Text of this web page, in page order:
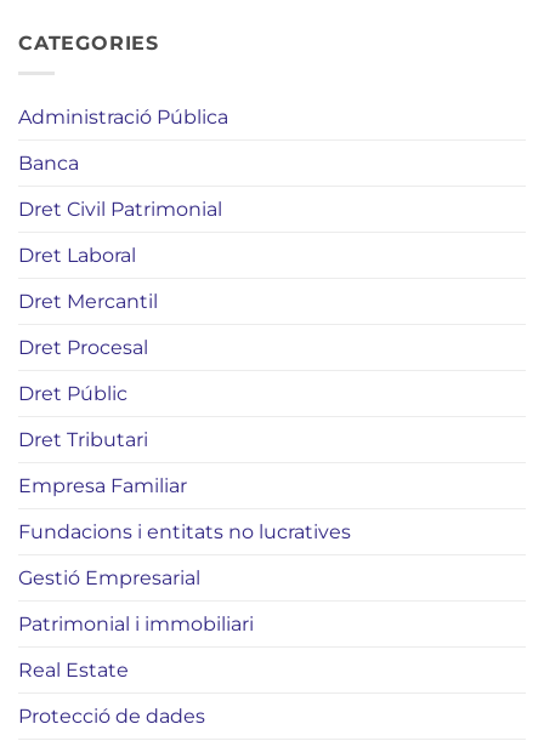
CATEGORIES
Administració Pública
Banca
Dret Civil Patrimonial
Dret Laboral
Dret Mercantil
Dret Procesal
Dret Públic
Dret Tributari
Empresa Familiar
Fundacions i entitats no lucratives
Gestió Empresarial
Patrimonial i immobiliari
Real Estate
Protecció de dades